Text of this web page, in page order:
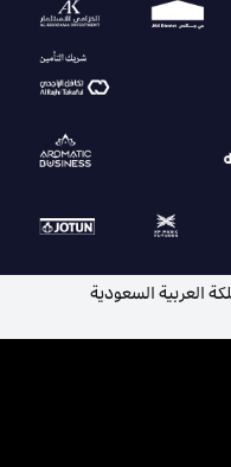
العربية السعودية